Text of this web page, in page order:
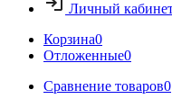
Личный
Корзина0
Отложенные0
Сравнение товаров0